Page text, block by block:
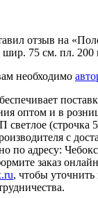
отзыв на
шир. 75 см. пл. 200
необходимо
оптом и в
светлое (строчка
с
по адресу:
заказ
, чтобы